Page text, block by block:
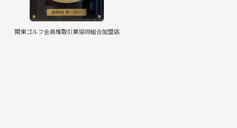
関東ゴルフ会員権取引業協同組合加盟店